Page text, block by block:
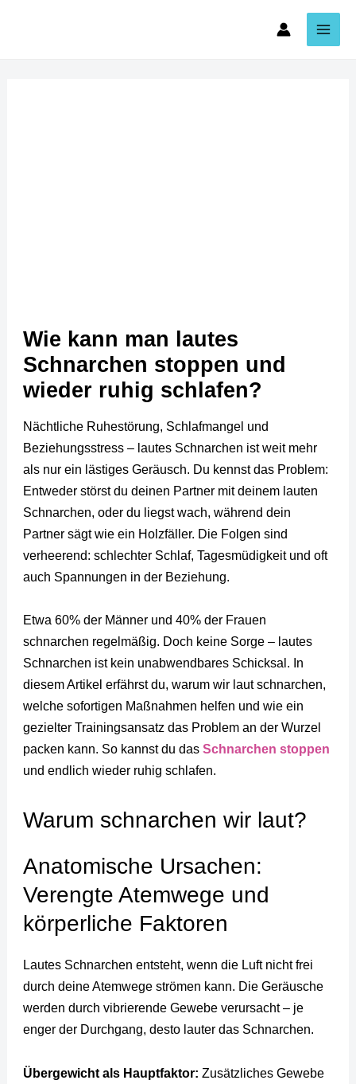
Main
Wie kann man lautes
Schnarchen stoppen und
wieder ruhig schlafen?
Nächtliche Ruhestörung, Schlafmangel und
Beziehungsstress – lautes Schnarchen ist weit mehr
als nur ein lästiges Geräusch. Du kennst das Problem:
Entweder störst du deinen Partner mit deinem lauten
Schnarchen, oder du liegst wach, während dein
Partner sägt wie ein Holzfäller. Die Folgen sind
verheerend: schlechter Schlaf, Tagesmüdigkeit und oft
auch Spannungen in der Beziehung.
Etwa 60% der Männer und 40% der Frauen
schnarchen regelmäßig. Doch keine Sorge – lautes
Schnarchen ist kein unabwendbares Schicksal. In
diesem Artikel erfährst du, warum wir laut schnarchen,
welche sofortigen Maßnahmen helfen und wie ein
gezielter Trainingsansatz das Problem an der Wurzel
packen kann. So kannst du das Schnarchen stoppen
und endlich wieder ruhig schlafen.
Warum schnarchen wir laut?
Anatomische Ursachen:
Verengte Atemwege und
körperliche Faktoren
Lautes Schnarchen entsteht, wenn die Luft nicht frei
durch deine Atemwege strömen kann. Die Geräusche
werden durch vibrierende Gewebe verursacht – je
enger der Durchgang, desto lauter das Schnarchen.
Übergewicht als Hauptfaktor: Zusätzliches Gewebe